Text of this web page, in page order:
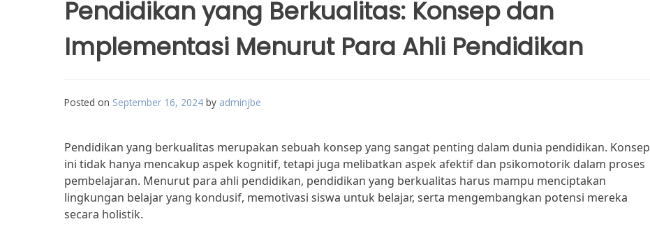
Pendidikan yang Berkualitas: Konsep dan
Implementasi Menurut Para Ahli Pendidikan
Posted on September 16, 2024 by adminjbe
Pendidikan yang berkualitas merupakan sebuah konsep yang sangat penting dalam dunia pendidikan. Konsep
ini tidak hanya mencakup aspek kognitif, tetapi juga melibatkan aspek afektif dan psikomotorik dalam proses
pembelajaran. Menurut para ahli pendidikan, pendidikan yang berkualitas harus mampu menciptakan
lingkungan belajar yang kondusif, memotivasi siswa untuk belajar, serta mengembangkan potensi mereka
secara holistik.